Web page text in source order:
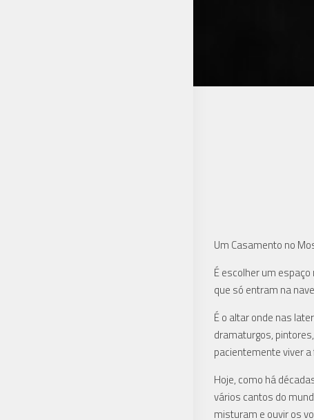
Um Casamento no
É escolher um
que só entram na
É o altar onde nas
dramaturgos,
pacientemente viver
Hoje, como há
vários cantos do
misturam e ouvir os